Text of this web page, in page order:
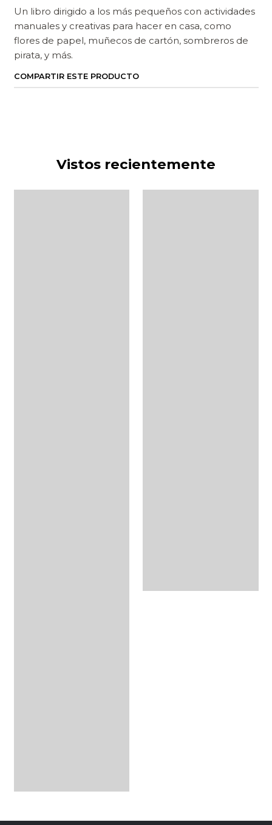
Un libro dirigido a los más pequeños con actividades
manuales y creativas para hacer en casa, como
flores de papel, muñecos de cartón, sombreros de
pirata, y más.
COMPARTIR ESTE PRODUCTO
Vistos recientemente